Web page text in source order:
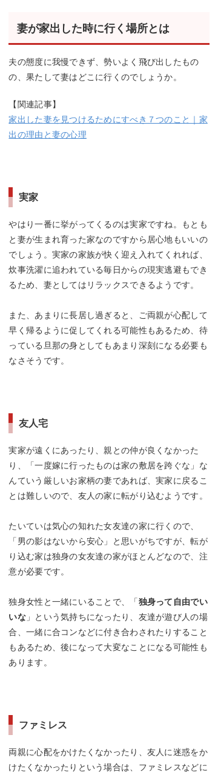
妻が家出した時に行く場所とは
夫の態度に我慢できず、勢いよく飛び出したもの
の、果たして妻はどこに行くのでしょうか。
【関連記事】
家出した妻を見つけるためにすべき７つのこと｜家
出の理由と妻の心理
実家
やはり一番に挙がってくるのは実家ですね。もとも
と妻が生まれ育った家なのですから居心地もいいの
でしょう。実家の家族が快く迎え入れてくれれば、
炊事洗濯に追われている毎日からの現実逃避もでき
るため、妻としてはリラックスできるようです。
また、あまりに長居し過ぎると、ご両親が心配して
早く帰るように促してくれる可能性もあるため、待
っている旦那の身としてもあまり深刻になる必要も
なさそうです。
友人宅
実家が遠くにあったり、親との仲が良くなかった
り、「一度嫁に行ったものは家の敷居を跨ぐな」な
んていう厳しいお家柄の妻であれば、実家に戻るこ
とは難しいので、友人の家に転がり込むようです。
たいていは気心の知れた女友達の家に行くので、
「男の影はないから安心」と思いがちですが、転が
り込む家は独身の女友達の家がほとんどなので、注
意が必要です。
独身女性と一緒にいることで、「独身って自由でい
いな」という気持ちになったり、友達が遊び人の場
合、一緒に合コンなどに付き合わされたりすること
もあるため、後になって大変なことになる可能性も
あります。
ファミレス
両親に心配をかけたくなかったり、友人に迷惑をか
けたくなかったりという場合は、ファミレスなどに